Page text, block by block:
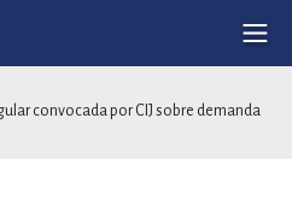
convocada por CIJ sobre demanda